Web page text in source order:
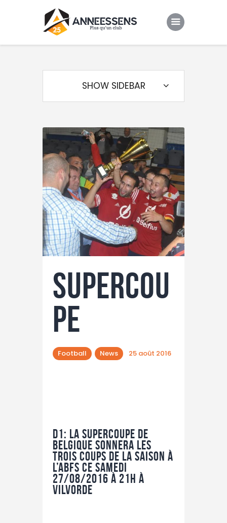
Evenements
Gallery
Supercou
pe
Football News 25 août 2016
D1: La Supercoupe de
Belgique sonnera les
trois coups de la saison à
l’ABFS ce samedi
27/08/2016 à 21h à
Vilvorde
SHOW SIDEBAR